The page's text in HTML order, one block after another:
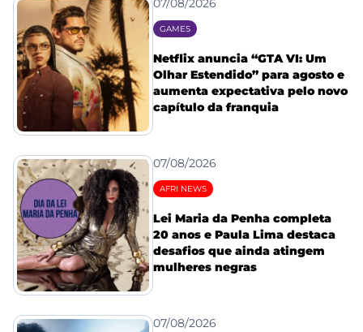
07/08/2026
GAMES
Netflix anuncia “GTA VI: Um
Olhar Estendido” para agosto e
aumenta expectativa pelo novo
capítulo da franquia
07/08/2026
AFRI NEWS
Lei Maria da Penha completa
20 anos e Paula Lima destaca
desafios que ainda atingem
mulheres negras
07/08/2026